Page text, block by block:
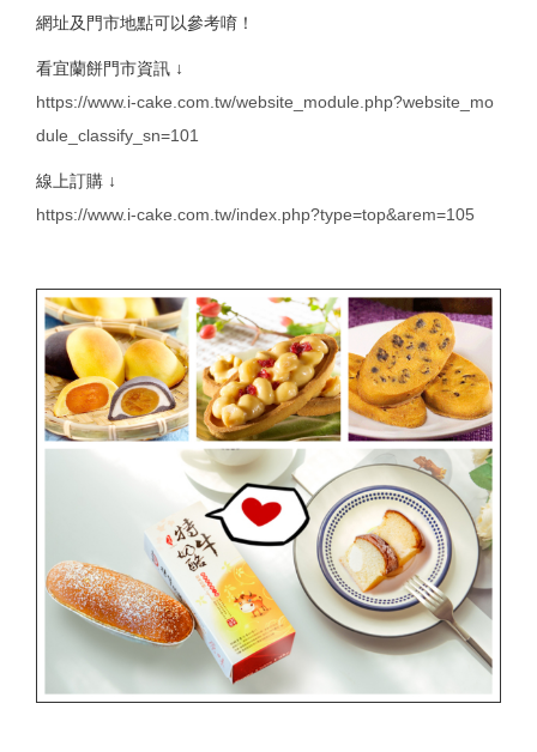
網址及門市地點可以參考唷！
看宜蘭餅門市資訊 ↓
https://www.i-cake.com.tw/website_module.php?website_mo
dule_classify_sn=101
線上訂購 ↓
https://www.i-cake.com.tw/index.php?type=top&arem=105